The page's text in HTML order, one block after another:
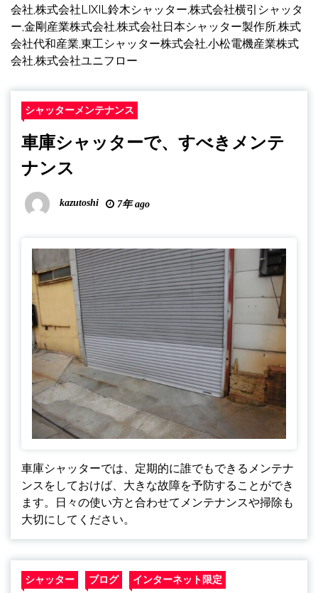
会社,株式会社LIXIL鈴木シャッター,株式会社横引シャッタ
ー,金剛産業株式会社,株式会社日本シャッター製作所,株式
会社代和産業,東工シャッター株式会社,小松電機産業株式
会社,株式会社ユニフロー
シャッターメンテナンス
車庫シャッターで、すべきメンテ
ナンス
kazutoshi 7年 ago
車庫シャッターでは、定期的に誰でもできるメンテナ
ンスをしておけば、大きな故障を予防することができ
ます。日々の使い方と合わせてメンテナンスや掃除も
大切にしてください。
シャッター ブログ インターネット限定